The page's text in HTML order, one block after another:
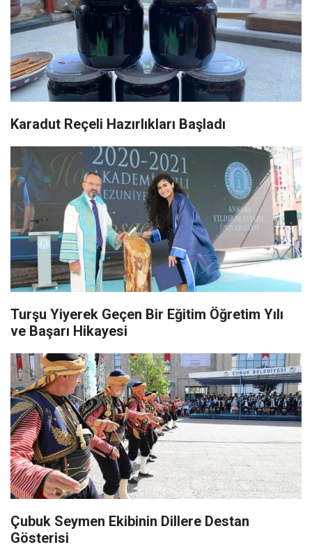
Karadut Reçeli Hazırlıkları Başladı
Turşu Yiyerek Geçen Bir Eğitim Öğretim Yılı
ve Başarı Hikayesi
Çubuk Seymen Ekibinin Dillere Destan
Gösterisi